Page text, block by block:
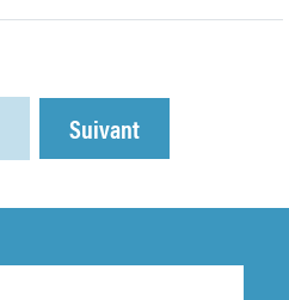
Suivant